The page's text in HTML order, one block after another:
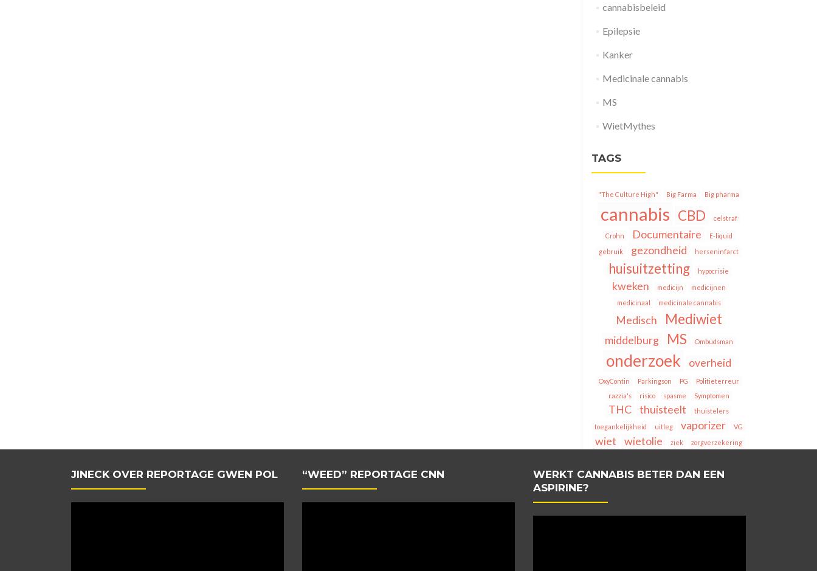
cannabisbeleid
Epilepsie
Kanker
Medicinale cannabis
MS
WietMythes
TAGS
"The Culture High" Big Farma Big pharma
cannabis CBD celstraf
Crohn Documentaire
E-liquid
gebruik
gezondheid herseninfarct
huisuitzetting hypocrisie
kweken medicijn
medicijnen
medicinaal
medicinale cannabis
Medisch Mediwiet
middelburg MS Ombudsman
onderzoek overheid
OxyContin Parkingson PG
Politieterreur
razzia's
risico spasme Symptomen
THC thuisteelt
thuistelers
toegankelijkheid
uitleg vaporizer VG
wiet wietolie ziek zorgverzekering
JINECK OVER REPORTAGE GWEN POL “WEED” REPORTAGE CNN
WERKT CANNABIS BETER DAN EEN
ASPIRINE?